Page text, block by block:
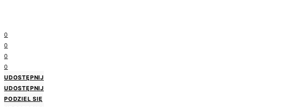
0
0
0
0
UDOSTĘPNIJ
UDOSTĘPNIJ
PODZIEL SIĘ